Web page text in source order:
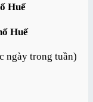
Huế
Huế
ngày trong tuần)